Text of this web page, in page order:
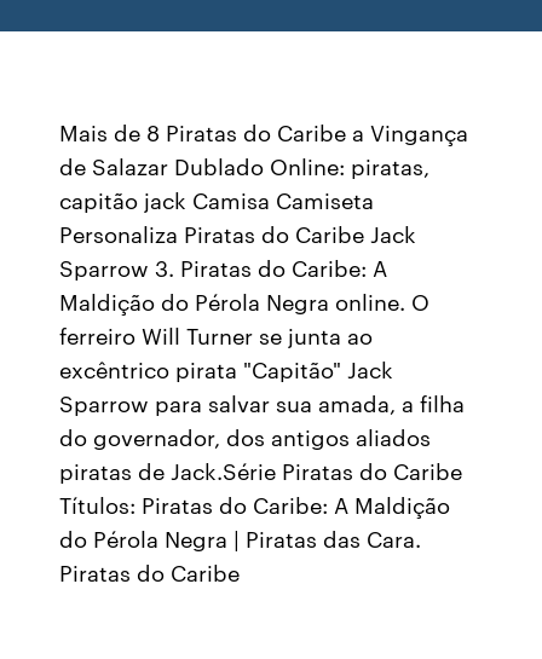
Mais de 8 Piratas do Caribe a Vingança
de Salazar Dublado Online: piratas,
capitão jack Camisa Camiseta
Personaliza Piratas do Caribe Jack
Sparrow 3. Piratas do Caribe: A
Maldição do Pérola Negra online. O
ferreiro Will Turner se junta ao
excêntrico pirata "Capitão" Jack
Sparrow para salvar sua amada, a filha
do governador, dos antigos aliados
piratas de Jack.Série Piratas do Caribe
Títulos: Piratas do Caribe: A Maldição
do Pérola Negra | Piratas das Cara.
Piratas do Caribe